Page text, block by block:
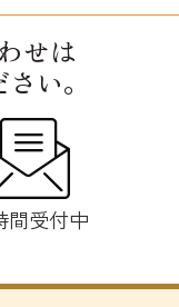
せは
い。
間受付中